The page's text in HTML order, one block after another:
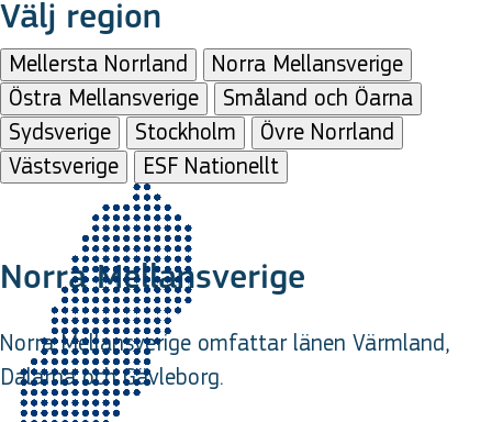
Välj region
Mellersta Norrland
Norra Mellansverige
Östra Mellansverige
Småland och Öarna
Sydsverige
Stockholm
Övre Norrland
Västsverige
ESF Nationellt
Norra Mellansverige
Norra Mellansverige omfattar länen Värmland,
Dalarna och Gävleborg.